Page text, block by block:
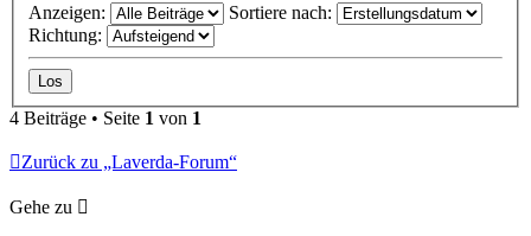
Anzeigen:
Sortiere nach:
Richtung:
4 Beiträge • Seite 1 von 1
Zurück zu „Laverda-Forum“
Gehe zu